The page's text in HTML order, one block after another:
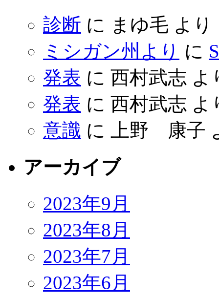
診断 に まゆ毛 より
ミシガン州より に
発表 に 西村武志 よ
発表 に 西村武志 よ
意識 に 上野 康子
アーカイブ
2023年9月
2023年8月
2023年7月
2023年6月